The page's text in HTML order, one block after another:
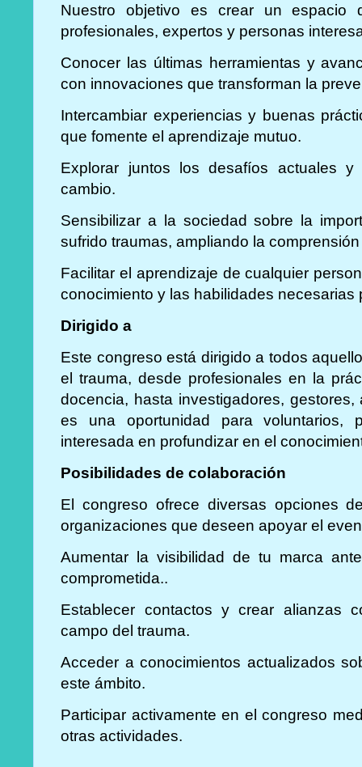
Nuestro objetivo es crear un espacio
profesionales, expertos y personas
Conocer las últimas herramientas y
con innovaciones que transforman la
Intercambiar experiencias y buenas
que fomente el aprendizaje mutuo.
Explorar juntos los desafíos actuales
cambio.
Sensibilizar a la sociedad sobre la
sufrido traumas, ampliando la
Facilitar el aprendizaje de cualquier
conocimiento y las habilidades necesarias
Dirigido a
Este congreso está dirigido a todos
el trauma, desde profesionales en la
docencia, hasta investigadores,
es una oportunidad para voluntarios,
interesada en profundizar en el
Posibilidades de colaboración
El congreso ofrece diversas opciones
organizaciones que deseen apoyar el
Aumentar la visibilidad de tu marca
comprometida..
Establecer contactos y crear alianzas
campo del trauma.
Acceder a conocimientos actualizados
este ámbito.
Participar activamente en el congreso
otras actividades.